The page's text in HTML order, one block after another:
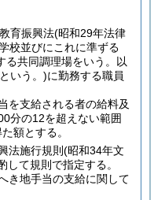
育振興法(昭和29年法律
校並びにこれに準ずる
る共同調理場をいう。以
いう。)に勤務する職員
を支給される者の給料及
分の12を超えない範囲
額とする。
法施行規則 (昭和34年文
して規則で指定する。
き地手当の支給に関して